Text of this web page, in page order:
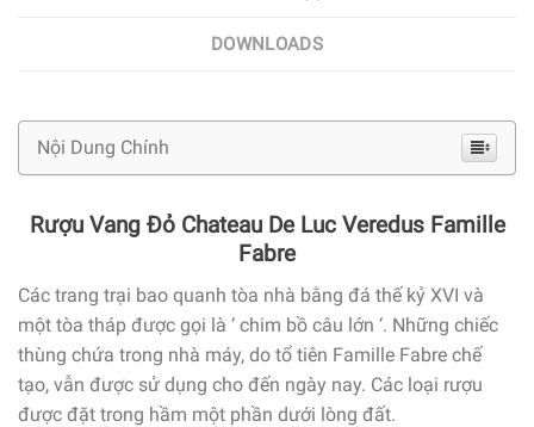
DOWNLOADS
Nội Dung Chính
Rượu Vang Đỏ Chateau De Luc Veredus Famille
Fabre
Các trang trại bao quanh tòa nhà bằng đá thế kỷ XVI và
một tòa tháp được gọi là ‘ chim bồ câu lớn ‘. Những chiếc
thùng chứa trong nhà máy, do tổ tiên Famille Fabre chế
tạo, vẫn được sử dụng cho đến ngày nay. Các loại rượu
được đặt trong hầm một phần dưới lòng đất.